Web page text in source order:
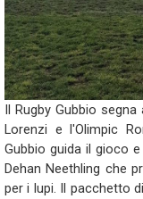
Il Rugby Gubbio
Lorenzi e l'Olimpic
Gubbio guida il gioco
Dehan Neethling che
per i lupi. Il pacchetto